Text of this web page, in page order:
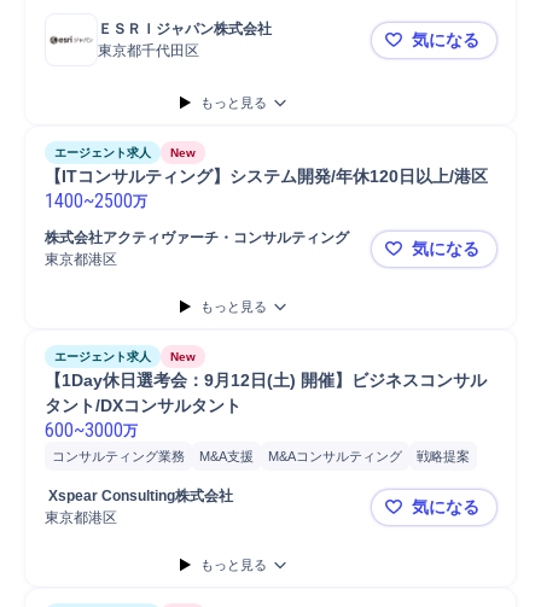
ＥＳＲＩジャパン株式会社
東京都千代田区
【電力業界
気になる
もっと見る
エージェント求人 New
【ITコンサルティング】システム開発/年休120日以上/港区
1400~2500万
株式会社アクティヴァーチ・コンサルティング
東京都港区
【ITコンサ
気になる
もっと見る
エージェント求人 New
【1Day休日選考会：9月12日(土) 開催】ビジネスコンサル
タント/DXコンサルタント
600~3000万
コンサルティング業務 M&A支援 M&Aコンサルティング
戦略提案
事業戦略立案 新規事業立案
プロジェクト推進
事業構想
開発
Xspear Consulting株式会社
東京都港区
【1Day休
気になる
もっと見る